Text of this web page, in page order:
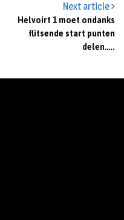
Next article
Helvoirt 1 moet ondanks
flitsende start punten
delen…..